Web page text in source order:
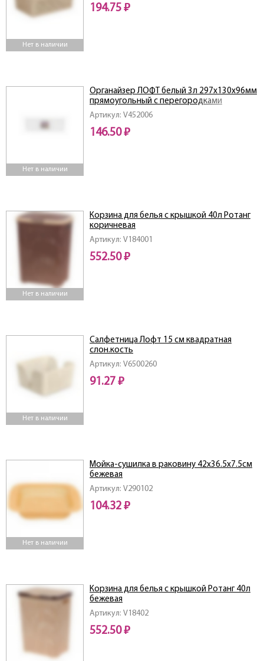
Нет в наличии
194.75 ₽
Нет в наличии
Артикул: V452006
Органайзер ЛОФТ белый 3л 297х130х96мм
прямоугольный с перегородками
146.50 ₽
Нет в наличии
Артикул: V184001
Корзина для белья с крышкой 40л Ротанг
коричневая
552.50 ₽
Нет в наличии
Артикул: V6500260
Салфетница Лофт 15 см квадратная
слон.кость
91.27 ₽
Нет в наличии
Артикул: V290102
Мойка-сушилка в раковину 42х36.5х7.5см
бежевая
104.32 ₽
Артикул: V18402
Корзина для белья с крышкой Ротанг 40л
бежевая
552.50 ₽